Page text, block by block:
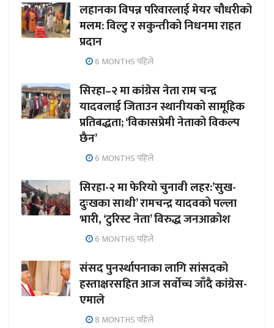
लहानका विपन्न परिवारलाई मेयर चौधरीको
मलम: विल्टु र सकुन्तीको निधनमा राहत
प्रदान
6 MONTHS पहिले
सिरहा–२ मा कांग्रेस नेता राम चन्द्र
यादवलाई जिताउन स्थानीयको सामूहिक
प्रतिबद्धता; ‘विकासप्रेमी नेताको विकल्प
छैन’
6 MONTHS पहिले
सिरहा-२ मा फेरियो चुनावी लहर:’सुख-
दुःखका साथी’ रामचन्द्र यादवको पल्ला
भारी, ‘टुरिस्ट नेता’ विरुद्ध जनआक्रोश
6 MONTHS पहिले
संसद पुनर्स्थापनाका लागि सांसदको
हस्ताक्षरसहित आज सर्वोच्च जाँदै कांग्रेस-
एमाले
8 MONTHS पहिले